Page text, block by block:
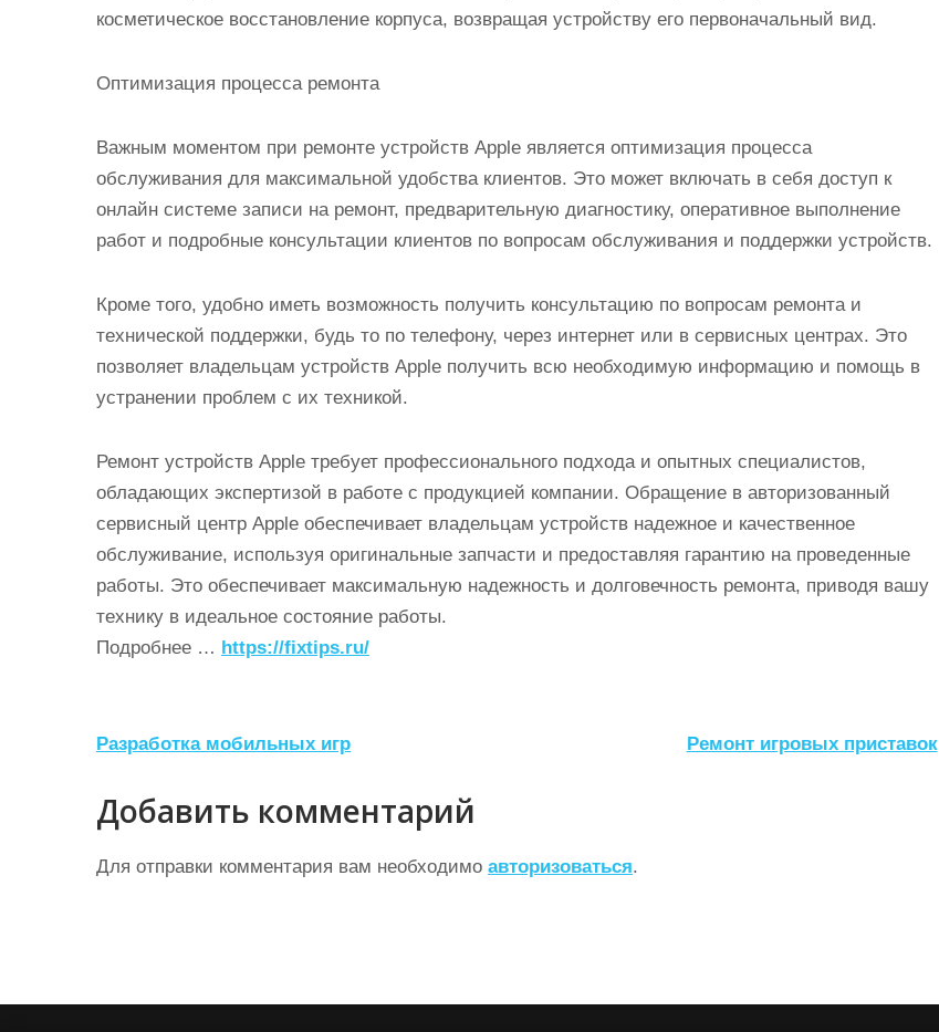
косметическое восстановление корпуса, возвращая устройству его первоначальный вид.
Оптимизация процесса ремонта
Важным моментом при ремонте устройств Apple является оптимизация процесса
обслуживания для максимальной удобства клиентов. Это может включать в себя доступ к
онлайн системе записи на ремонт, предварительную диагностику, оперативное выполнение
работ и подробные консультации клиентов по вопросам обслуживания и поддержки устройств.
Кроме того, удобно иметь возможность получить консультацию по вопросам ремонта и
технической поддержки, будь то по телефону, через интернет или в сервисных центрах. Это
позволяет владельцам устройств Apple получить всю необходимую информацию и помощь в
устранении проблем с их техникой.
Ремонт устройств Apple требует профессионального подхода и опытных специалистов,
обладающих экспертизой в работе с продукцией компании. Обращение в авторизованный
сервисный центр Apple обеспечивает владельцам устройств надежное и качественное
обслуживание, используя оригинальные запчасти и предоставляя гарантию на проведенные
работы. Это обеспечивает максимальную надежность и долговечность ремонта, приводя вашу
технику в идеальное состояние работы.
Подробнее … https://fixtips.ru/
Н
в
и
и
Разработка мобильных игр Ремонт игровых приставок
Добавить комментарий
Для отправки комментария вам необходимо авторизоваться.